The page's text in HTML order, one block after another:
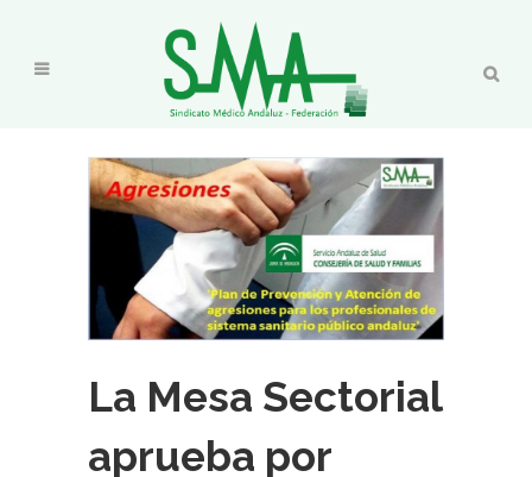
La Mesa Sectorial
aprueba por